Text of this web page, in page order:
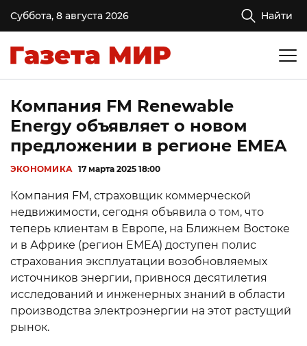
Суббота, 8 августа 2026 Найти
Компания FM Renewable
Energy объявляет о новом
предложении в регионе EMEA
ЭКОНОМИКА 17 марта 2025 18:00
Компания FM, страховщик коммерческой
недвижимости, сегодня объявила о том, что
теперь клиентам в Европе, на Ближнем Востоке
и в Африке (регион EMEA) доступен полис
страхования эксплуатации возобновляемых
источников энергии, привнося десятилетия
исследований и инженерных знаний в области
производства электроэнергии на этот растущий
рынок.